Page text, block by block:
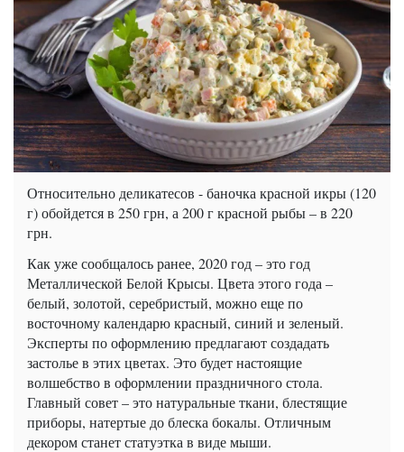
Относительно деликатесов - баночка красной икры (120
г) обойдется в 250 грн, а 200 г красной рыбы – в 220
грн.
Как уже сообщалось ранее, 2020 год – это год
Металлической Белой Крысы. Цвета этого года –
белый, золотой, серебристый, можно еще по
восточному календарю красный, синий и зеленый.
Эксперты по оформлению предлагают создадать
застолье в этих цветах. Это будет настоящие
волшебство в оформлении праздничного стола.
Главный совет – это натуральные ткани, блестящие
приборы, натертые до блеска бокалы. Отличным
декором станет статуэтка в виде мыши.